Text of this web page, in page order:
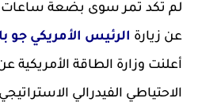
لم تكد تمر سوى بضعة ساعات
عن زيارة الرئيس الأمريكي جو
أعلنت وزارة الطاقة الأمريكية
الاحتياطي الفيدرالي